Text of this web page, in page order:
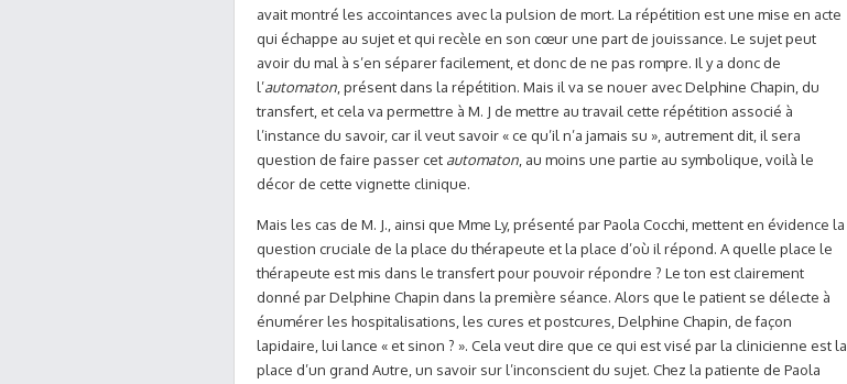
avait montré les accointances avec la pulsion de mort. La répétition est une mise en acte
qui échappe au sujet et qui recèle en son cœur une part de jouissance. Le sujet peut
avoir du mal à s’en séparer facilement, et donc de ne pas rompre. Il y a donc de
l’automaton , présent dans la répétition. Mais il va se nouer avec Delphine Chapin, du
transfert, et cela va permettre à M. J de mettre au travail cette répétition associé à
l’instance du savoir, car il veut savoir « ce qu’il n’a jamais su », autrement dit, il sera
question de faire passer cet automaton , au moins une partie au symbolique, voilà le
décor de cette vignette clinique.
Mais les cas de M. J., ainsi que Mme Ly, présenté par Paola Cocchi, mettent en évidence la
question cruciale de la place du thérapeute et la place d’où il répond. A quelle place le
thérapeute est mis dans le transfert pour pouvoir répondre ? Le ton est clairement
donné par Delphine Chapin dans la première séance. Alors que le patient se délecte à
énumérer les hospitalisations, les cures et postcures, Delphine Chapin, de façon
lapidaire, lui lance « et sinon ? ». Cela veut dire que ce qui est visé par la clinicienne est la
place d’un grand Autre, un savoir sur l’inconscient du sujet. Chez la patiente de Paola